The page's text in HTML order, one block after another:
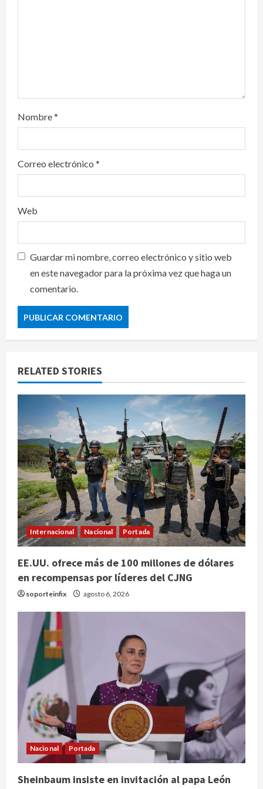
Nombre*
Correo electrónico *
Web
Guardar mi nombre, correo electrónico y sitio web
en este navegador para la próxima vez que haga un
comentario.
RELATED STORIES
Internacional Nacional Portada
EE.UU. ofrece más de 100 millones de dólares
en recompensas por líderes del CJNG
soporteinfix agosto 6, 2026
Nacional Portada
Sheinbaum insiste en invitación al papa León
Internacional